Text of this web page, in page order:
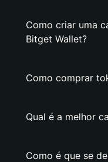
Como criar uma
Bitget Wallet?
Como comprar
Qual é a melhor
Como é que se